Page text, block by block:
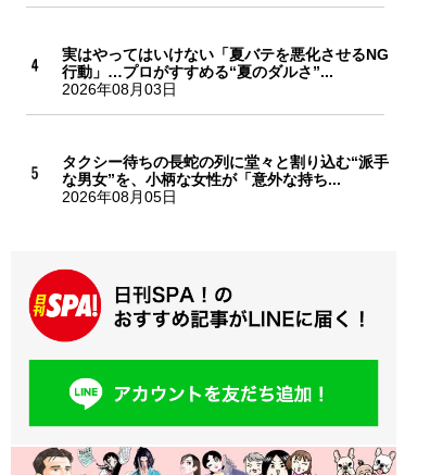
実はやってはいけない「夏バテを悪化させるNG
行動」…プロがすすめる“夏のダルさ”...
2026年08月03日
タクシー待ちの長蛇の列に堂々と割り込む“派手
な男女”を、小柄な女性が「意外な持ち...
2026年08月05日